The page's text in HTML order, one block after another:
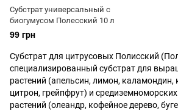
Субстрат универсальный c
биогумусом Полесский 10 л
99 грн
Субстрат для цитрусовых Полисский
специализированный субстрат для
растений (апельсин, лимон, каламондин,
цитрон, грейпфрут) и
растений (олеандр, кофейное дерево,